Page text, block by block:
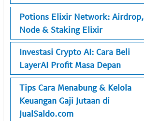
Potions Elixir Network: Airdrop,
Node & Staking Elixir
Investasi Crypto AI: Cara Beli
LayerAI Profit Masa Depan
Tips Cara Menabung & Kelola
Keuangan Gaji Jutaan di
JualSaldo.com